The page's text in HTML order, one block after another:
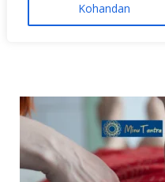
Kohandan
TEADLIK
PUUDUTUS:
SILD
KOHALOLU